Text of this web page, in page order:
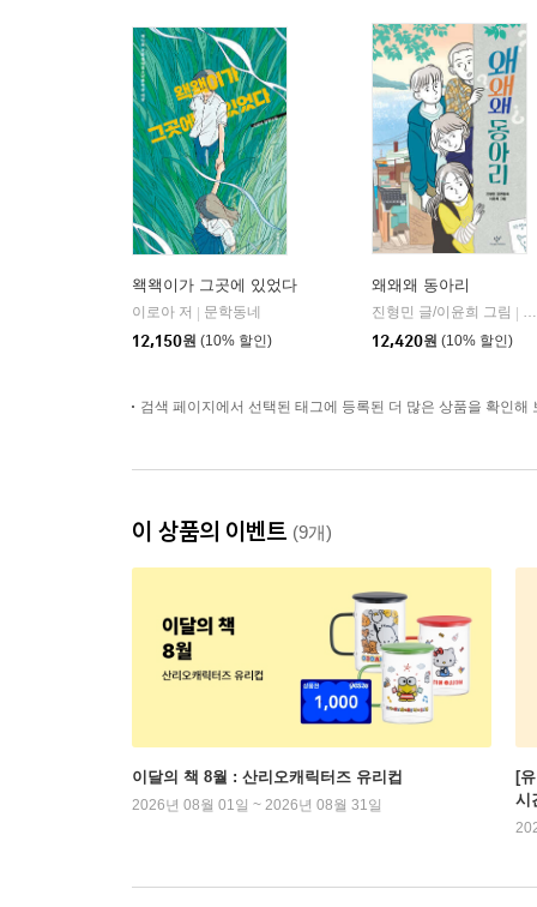
왝왝이가 그곳에 있었다
이로아 저
문학동네
12,150원 (10% 할인)
왜왜왜 동아리
진형민 글/이윤희 그림
12,420원 (10% 할인)
검색 페이지에서 선택된 태그에 등록된 더 많은 상품을 확인해
이 상품의 이벤트 (9개)
이달의 책 8월 : 산리오캐릭터즈 유리컵
2026년 08월 01일 ~ 2026년 08월 31일
[
시